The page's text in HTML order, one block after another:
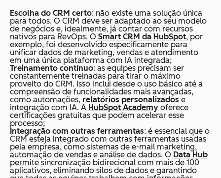
Escolha do CRM certo: não existe uma solução única
para todos. O CRM deve ser adaptado ao seu modelo
de negócios e, idealmente, já contar com recursos
nativos para RevOps. O Smart CRM da HubSpot, por
exemplo, foi desenvolvido especificamente para
unificar dados de marketing, vendas e atendimento
em uma única plataforma com IA integrada;
Treinamento contínuo: as equipes precisam ser
constantemente treinadas para tirar o máximo
proveito do CRM. Isso inclui desde o uso básico até a
compreensão de funcionalidades mais avançadas,
como automações, relatórios personalizados e
integração com IA. A HubSpot Academy oferece
certificações gratuitas que podem acelerar esse
processo;
Integração com outras ferramentas: é essencial que o
CRM esteja integrado com outras ferramentas usadas
pela empresa, como sistemas de e-mail marketing,
automação de vendas e análise de dados. O Data Hub
permite sincronização bidirecional com mais de 100
aplicativos, eliminando silos de dados e garantindo